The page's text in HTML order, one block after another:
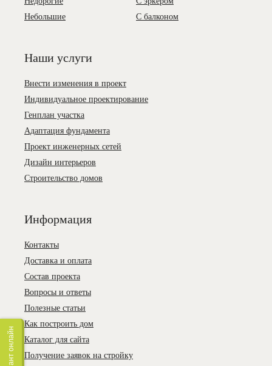
Небольшие
С балконом
Наши услуги
Внести изменения в проект
Индивидуальное проектирование
Генплан участка
Адаптация фундамента
Проект инженерных сетей
Дизайн интерьеров
Строительство домов
Информация
Контакты
Доставка и оплата
Состав проекта
Вопросы и ответы
Полезные статьи
Как построить дом
Каталог для сайта
Получение заявок на стройку